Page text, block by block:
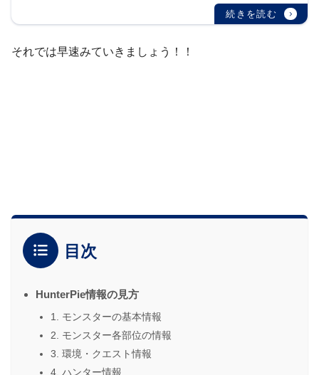
それでは早速みていきましょう！！
目次
HunterPie情報の見方
1. モンスターの基本情報
2. モンスター各部位の情報
3. 環境・クエスト情報
4. ハンター情報